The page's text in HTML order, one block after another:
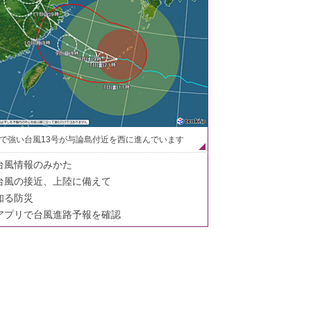
強い台風13号が与論島付近を西に進んでいます
風情報のみかた
風の接近、上陸に備えて
る防災
プリで台風進路予報を確認